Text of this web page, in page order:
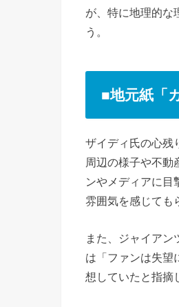
が、特に地理的な
う。
■地元紙「
ザイディ氏の心残
周辺の様子や不動
ンやメディアに目
雰囲気を感じても
また、ジャイアン
は「ファンは失望
想していたと指摘